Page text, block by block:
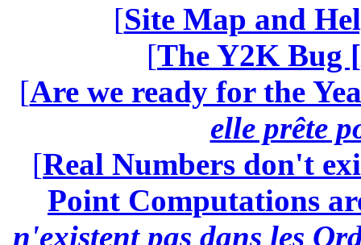
[Site Map and
[The Y2K Bug [
[Are we ready for the
elle prête
[Real Numbers don't
Point Computations
n'existent pas dans les